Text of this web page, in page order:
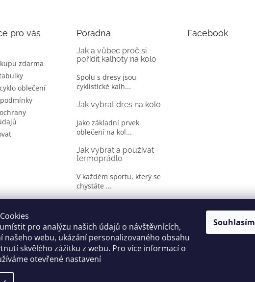
pro analýzu našich údajů o návštěvnících,
našeho webu, ukázání personalizovaného obsahu
skvělého zážitku z webu. Pro více informací o
otevřené nastavení
Souhlasím
pro vás
zdarma
oblečení
Poradna
Jak a vůbec proč si
pořídit kalhoty na kolo
Spolu s dresy jsou
cyklistické kalh...
Jak vybrat dres na kolo
Jako základní prvek
oblečení na kol...
Jak vybrat a používat
termoprádlo
V každém sportu, který se
chystáte ...
Je jen málo cyklistů, kteří si
oble...
Facebook